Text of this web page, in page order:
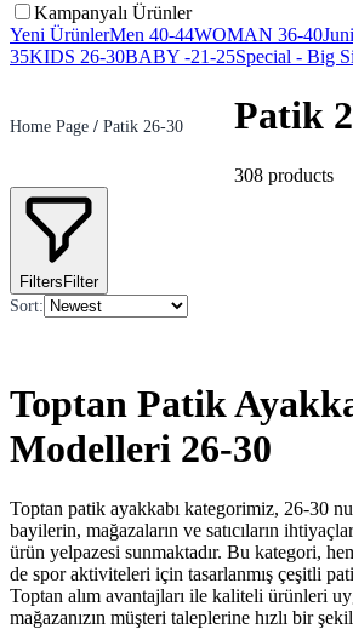
Kampanyalı Ürünler
Yeni ÜrünlerMen 40-44WOMAN 36-40
35KIDS 26-30BABY -21-25Special - Big
Home Page / Patik 26-30 Patik
308 products
FiltersFilter
Sort:
Toptan Patik
Modelleri 26-30
Toptan patik ayakkabı kategorimiz, 26-30
bayilerin, mağazaların ve satıcıların
ürün yelpazesi sunmaktadır. Bu kategori,
de spor aktiviteleri için tasarlanmış çeşitli
Toptan alım avantajları ile kaliteli ürünleri
mağazanızın müşteri taleplerine hızlı bir